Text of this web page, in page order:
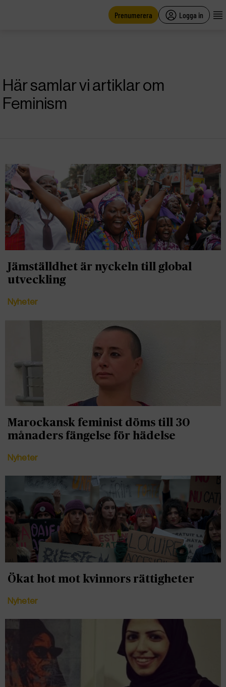
Prenumerera Logga in
Här samlar vi artiklar om
Feminism
Jämställdhet är nyckeln till global
utveckling
Nyheter
Marockansk feminist döms till 30
månaders fängelse för hädelse
Nyheter
Ökat hot mot kvinnors rättigheter
Nyheter